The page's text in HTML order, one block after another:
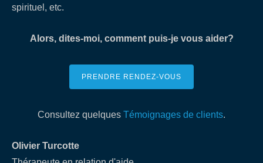
spirituel, etc.
Alors, dites-moi, comment puis-je vous aider?
PRENDRE RENDEZ-VOUS
Consultez quelques Témoignages de clients.
Olivier Turcotte